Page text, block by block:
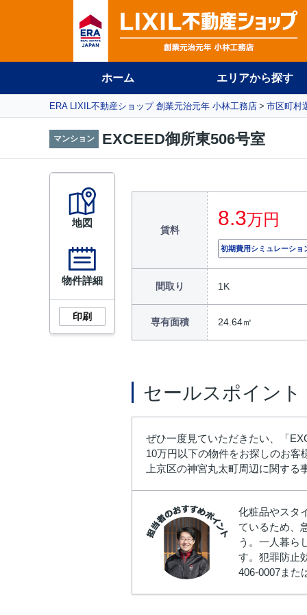
ホーム エリアから探す
ERA LIXIL不動産ショップ 創業元治元年 小林工務店 市区町村
マンション EXCEED御所東506号室
賃料
8.3万円
初期費用シミュレーショ
間取り 1K
専有面積 24.64㎡
地図
物件詳細
印刷
セールスポイント
ぜひ一度見ていただきたい、「
10万円以下の物件をお探しのお客
上京区の神宮丸太町周辺に関す
化粧品やスタ
ているため、
う。一人暮ら
す。犯罪防止
406-0007また